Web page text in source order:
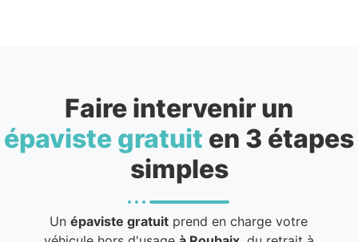
Faire intervenir un
épaviste gratuit en 3 étapes
simples
Unépaviste gratuit prend en charge votre